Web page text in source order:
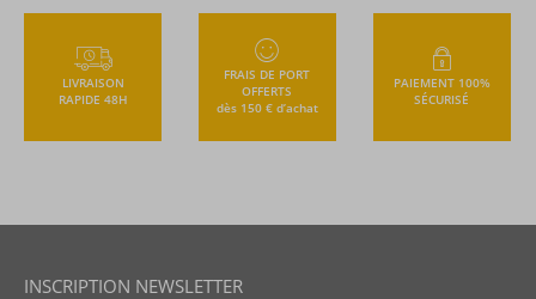
LIVRAISON
RAPIDE 48H
FRAIS DE PORT
OFFERTS
dès 150 € d’achat
PAIEMENT 100%
SÉCURISÉ
INSCRIPTION NEWSLETTER